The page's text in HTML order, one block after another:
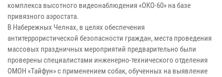
комплекса высотного видеонаблюдения «ОКО-60» на базе
привязного аэростата.
В Набережных Челнах, в целях обеспечения
антитеррористической безопасности граждан, места проведения
массовых праздничных мероприятий предварительно были
проверены специалистами инженерно-технического отделения
ОМОН «Тайфун» с применением собак, обученных на выявление